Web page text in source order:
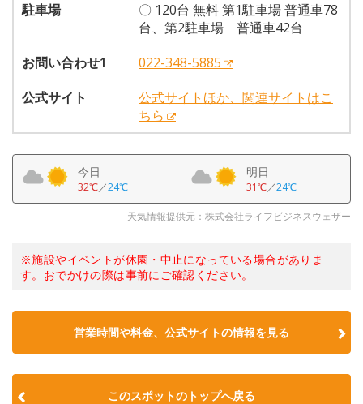
駐車場
〇 120台 無料 第1駐車場 普通車78
台、第2駐車場 普通車42台
お問い合わせ1
022-348-5885
公式サイト
公式サイトほか、関連サイトはこ
ちら
今日
32℃／24℃
明日
31℃／24℃
天気情報提供元：株式会社ライフビジネスウェザー
※施設やイベントが休園・中止になっている場合がありま
す。おでかけの際は事前にご確認ください。
営業時間や料金、公式サイトの情報を見る
このスポットのトップへ戻る